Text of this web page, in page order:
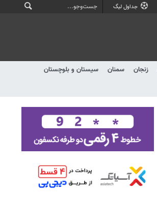
جداول لیگ
زنجان سمنان
سیستان و بلوچستان